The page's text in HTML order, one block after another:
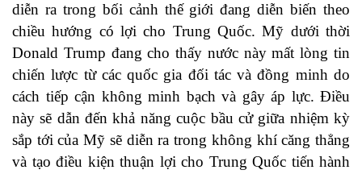
diễn ra trong bối cảnh thế giới đang diễn biến theo
chiều hướng có lợi cho Trung Quốc. Mỹ dưới thời
Donald Trump đang cho thấy nước này mất lòng tin
chiến lược từ các quốc gia đối tác và đồng minh do
cách tiếp cận không minh bạch và gây áp lực. Điều
này sẽ dẫn đến khả năng cuộc bầu cử giữa nhiệm kỳ
sắp tới của Mỹ sẽ diễn ra trong không khí căng thẳng
và tạo điều kiện thuận lợi cho Trung Quốc tiến hành